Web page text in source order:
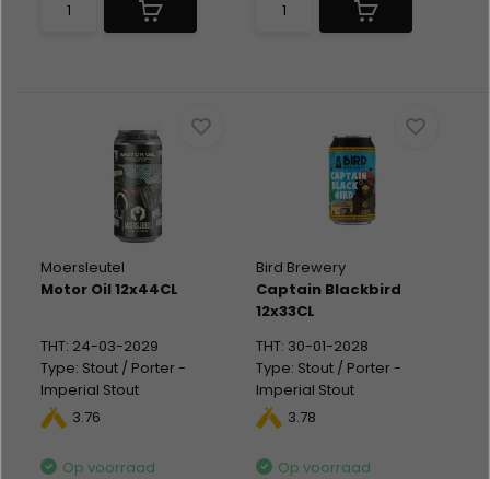
Moersleutel
Motor Oil 12x44CL
THT: 24-03-2029
Type: Stout / Porter -
Imperial Stout
Blik 12 x 44CL
Alc %: 12,00
Statiegeld: Blik 12x0,15
3.76
Op voorraad
Bird Brewery
Captain Blackbird
12x33CL
THT: 30-01-2028
Type: Stout / Porter -
Imperial Stout
Blik 12 x 33CL
Alc %: 10,00
Statiegeld: Blik 12x0,15
3.78
Op voorraad